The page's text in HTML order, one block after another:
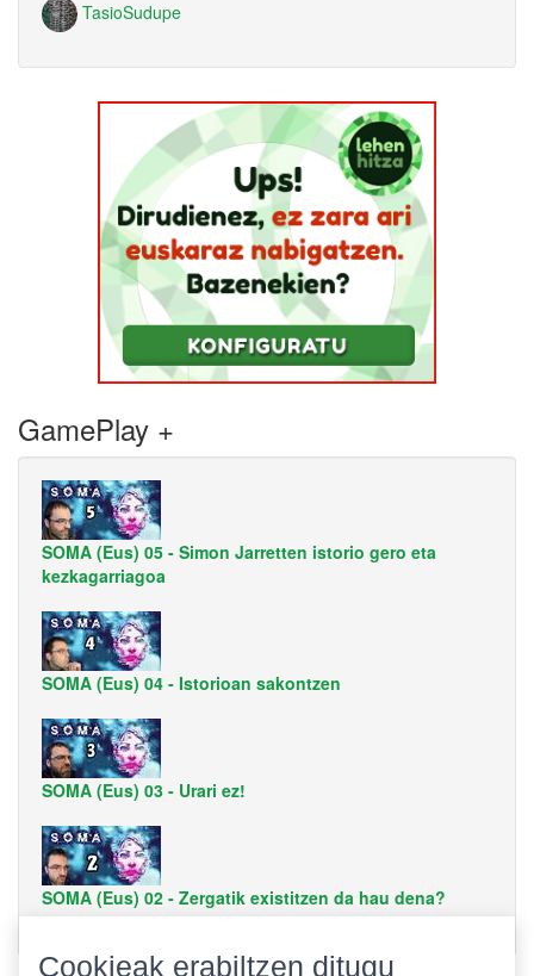
TasioSudupe
GamePlay +
SOMA (Eus) 05 - Simon Jarretten istorio gero eta
kezkagarriagoa
SOMA (Eus) 04 - Istorioan sakontzen
SOMA (Eus) 03 - Urari ez!
SOMA (Eus) 02 - Zergatik existitzen da hau dena?
Cookieak erabiltzen ditugu